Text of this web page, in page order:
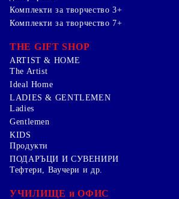
Комплекти за творчество 3+
Комплекти за творчество 7+
THE GIFT SHOP
ARTIST & HOME
The Artist
Ideal Home
LADIES & GENTLEMEN
Ladies
Gentlemen
KIDS
Продукти
ПОДАРЪЦИ И СУВЕНИРИ
Тефтери, Ваучери и др.
УЧИЛИЩЕ и ОФИС